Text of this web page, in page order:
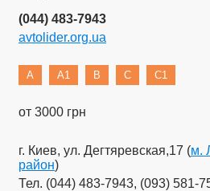
(044) 483-7943
avtolider.org.ua
A A1 B C C1
от 3000 грн
г. Киев, ул. Дегтяревская,17 (м.
район)
Тел. (044) 483-7943, (093) 581-